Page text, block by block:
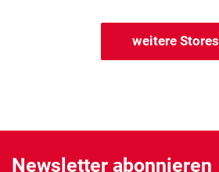
weitere Stores
Newsletter abonnieren